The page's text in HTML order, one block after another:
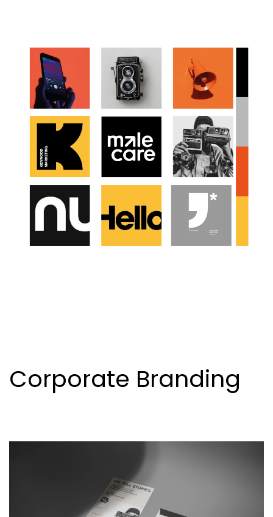
Corporate Branding